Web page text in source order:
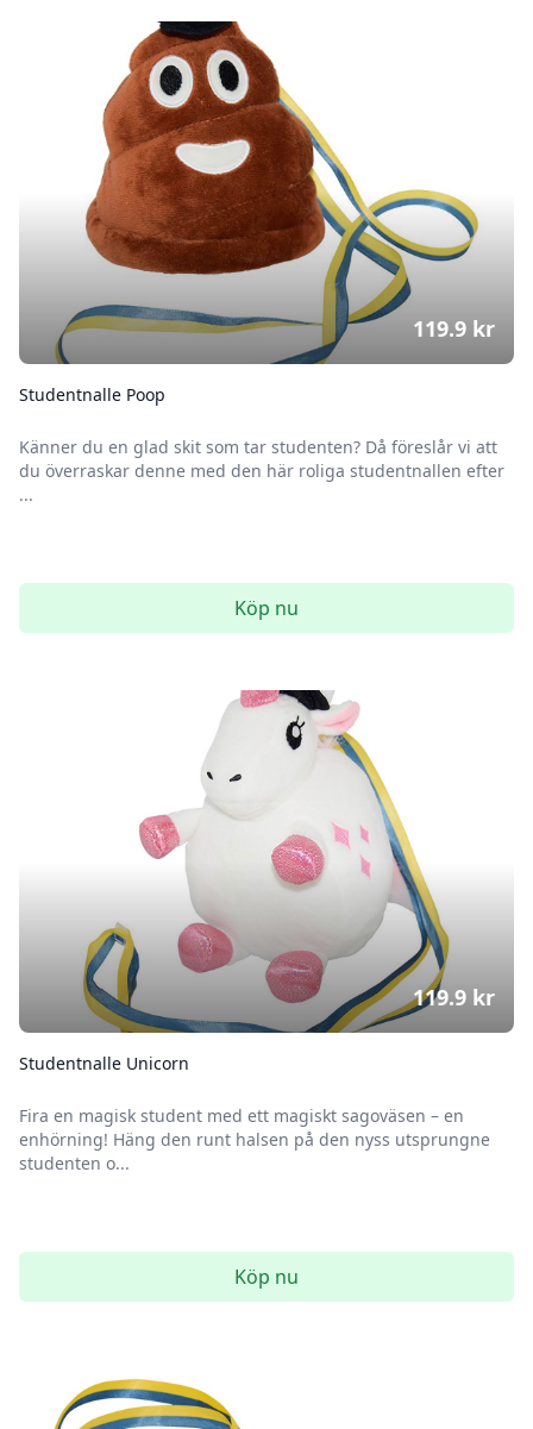
Studentnalle Poop
Känner du en glad skit som tar studenten? Då föreslår vi att
du överraskar denne med den här roliga studentnallen efter
...
119.9 kr
Köp nu
Studentnalle Unicorn
Fira en magisk student med ett magiskt sagoväsen – en
enhörning! Häng den runt halsen på den nyss utsprungne
studenten o...
119.9 kr
Köp nu